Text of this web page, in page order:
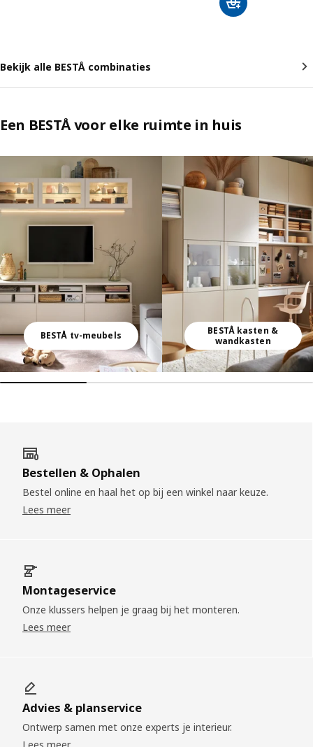
Bekijk alle BESTÅ combinaties
Een BESTÅ voor elke ruimte in huis
Lijst overslaan
BESTÅ tv-meubels
BESTÅ kasten &
wandkasten
Bestellen & Ophalen
Bestel online en haal het op bij een winkel naar keuze.
Lees meer
Montageservice
Onze klussers helpen je graag bij het monteren.
Lees meer
Advies & planservice
Ontwerp samen met onze experts je interieur.